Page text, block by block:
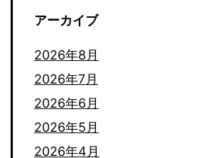
アーカイブ
2026年8月
2026年7月
2026年6月
2026年5月
2026年4月